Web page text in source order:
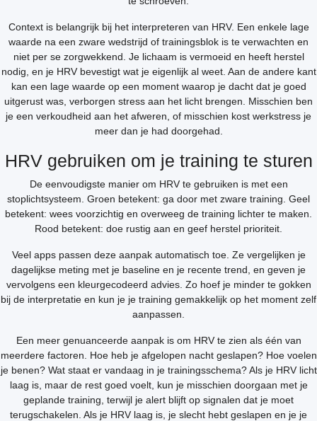
Context is belangrijk bij het interpreteren van HRV. Een enkele lage
waarde na een zware wedstrijd of trainingsblok is te verwachten en
niet per se zorgwekkend. Je lichaam is vermoeid en heeft herstel
nodig, en je HRV bevestigt wat je eigenlijk al weet. Aan de andere kant
kan een lage waarde op een moment waarop je dacht dat je goed
uitgerust was, verborgen stress aan het licht brengen. Misschien ben
je een verkoudheid aan het afweren, of misschien kost werkstress je
meer dan je had doorgehad.
HRV gebruiken om je training te sturen
De eenvoudigste manier om HRV te gebruiken is met een
stoplichtsysteem. Groen betekent: ga door met zware training. Geel
betekent: wees voorzichtig en overweeg de training lichter te maken.
Rood betekent: doe rustig aan en geef herstel prioriteit.
Veel apps passen deze aanpak automatisch toe. Ze vergelijken je
dagelijkse meting met je baseline en je recente trend, en geven je
vervolgens een kleurgecodeerd advies. Zo hoef je minder te gokken
bij de interpretatie en kun je je training gemakkelijk op het moment zelf
aanpassen.
Een meer genuanceerde aanpak is om HRV te zien als één van
meerdere factoren. Hoe heb je afgelopen nacht geslapen? Hoe voelen
je benen? Wat staat er vandaag in je trainingsschema? Als je HRV licht
laag is, maar de rest goed voelt, kun je misschien doorgaan met je
geplande training, terwijl je alert blijft op signalen dat je moet
terugschakelen. Als je HRV laag is, je slecht hebt geslapen en je je